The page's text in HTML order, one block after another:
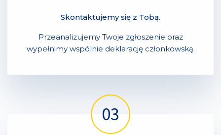
Skontaktujemy się z Tobą.
Przeanalizujemy Twoje zgłoszenie oraz
wypełnimy wspólnie deklarację członkowską.